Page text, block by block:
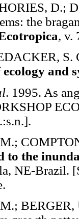
D.;
the
, v.
S.
and
. 1995. As
to the
NE-Brazil.